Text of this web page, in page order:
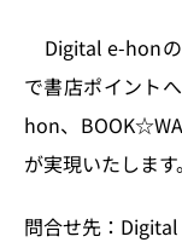
Digital e-hon
で書店ポイント
hon、
が実現いたします。
問合せ先：